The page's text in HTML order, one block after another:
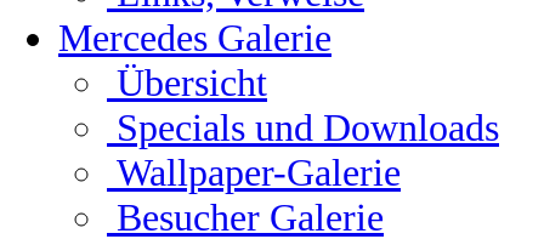
Mercedes Galerie
Übersicht
Specials und Downloads
Wallpaper-Galerie
Besucher Galerie